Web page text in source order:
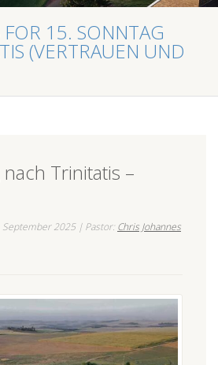
15. SONNTAG
(VERTRAUEN UND
Trinitatis –
2025 | Pastor: Chris Johannes